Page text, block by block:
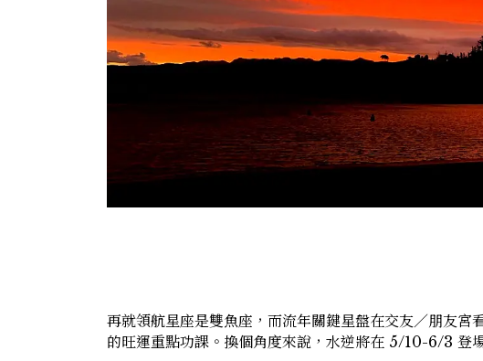
再就領航星座是雙魚座，而流年關鍵星盤在交友／朋友
的旺運重點功課。換個角度來說，水逆將在 5/10-6/3 登